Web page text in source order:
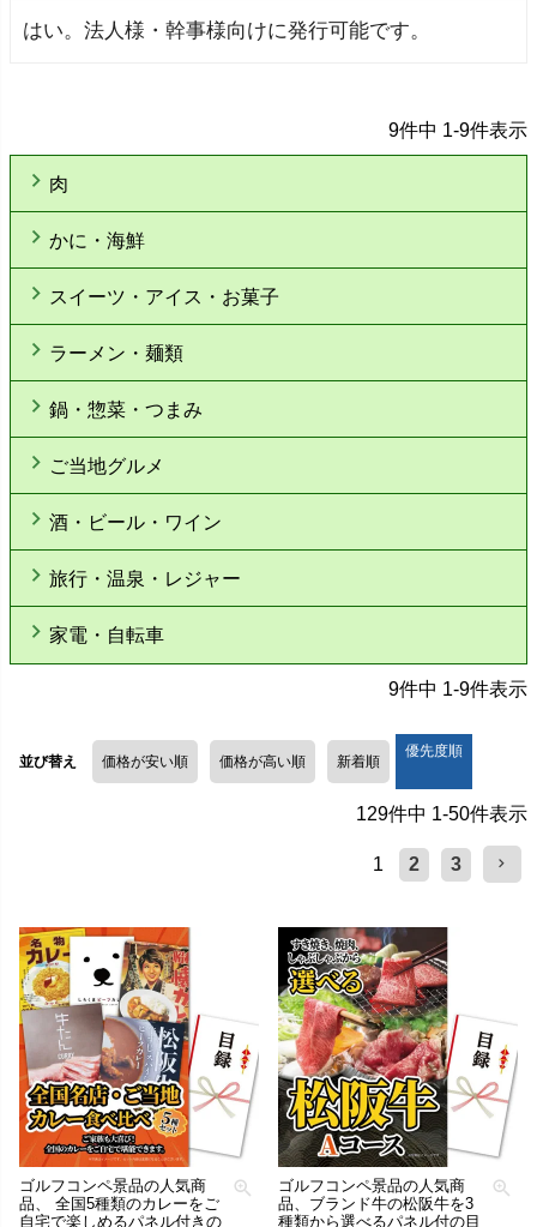
はい。法人様・幹事様向けに発行可能です。
9件中 1-9件表示
肉
かに・海鮮
スイーツ・アイス・お菓子
ラーメン・麺類
鍋・惣菜・つまみ
ご当地グルメ
酒・ビール・ワイン
旅行・温泉・レジャー
家電・自転車
9件中 1-9件表示
並び替え 価格が安い順 価格が高い順 新着順
優先度順
129件中 1-50件表示
1 2 3
ゴルフコンペ景品の人気商
品、 全国5種類のカレーをご
自宅で楽しめるパネル付きの
ゴルフコンペ景品の人気商
品、ブランド牛の松阪牛を3
種類から選べるパネル付の目